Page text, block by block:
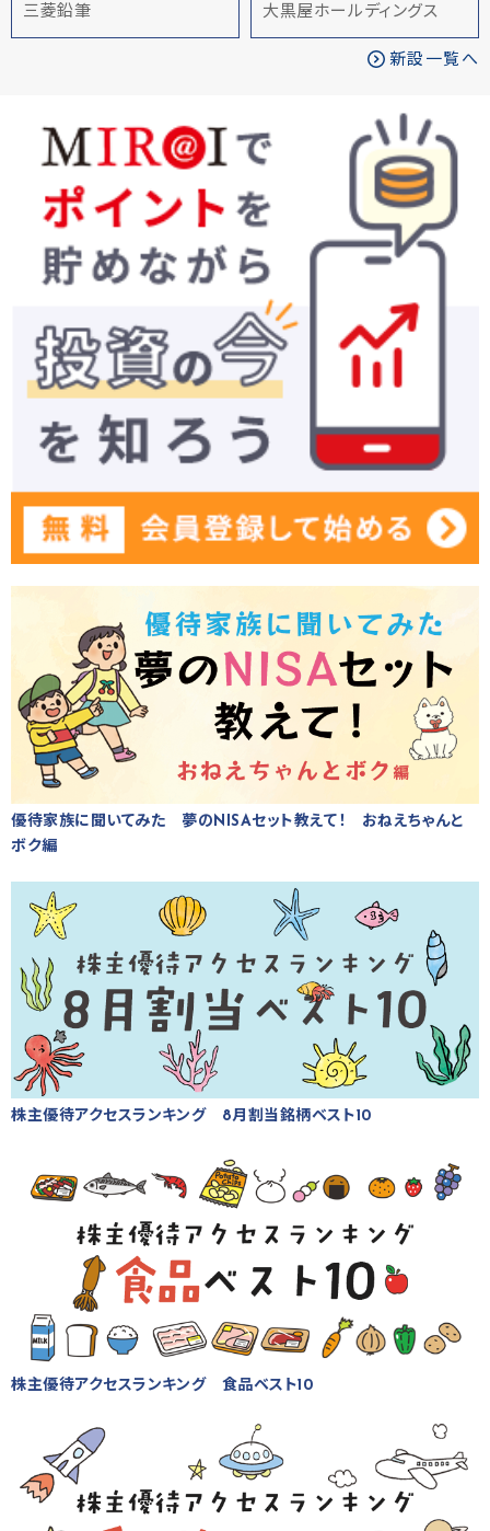
三菱鉛筆 大黒屋ホールディングス
新設一覧へ
優待家族に聞いてみた 夢のNISAセット教えて！ おねえちゃんと
ボク編
株主優待アクセスランキング 8月割当銘柄ベスト10
株主優待アクセスランキング 食品ベスト10